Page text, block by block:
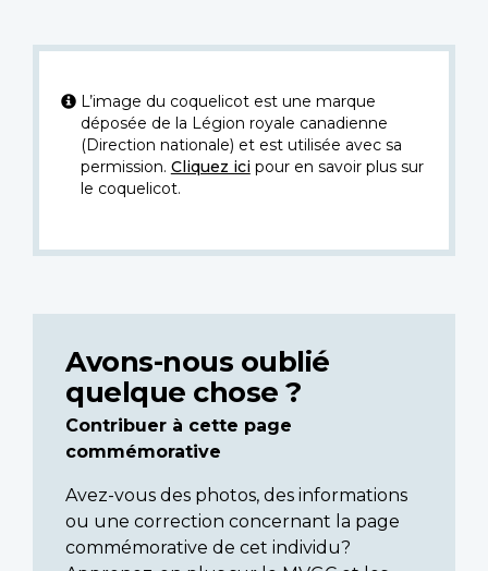
L’image du coquelicot est une marque
déposée de la Légion royale canadienne
(Direction nationale) et est utilisée avec sa
permission. Cliquez icipour en savoir plus sur
le coquelicot.
Avons-nous oublié
quelque chose ?
Contribuer à cette page
commémorative
Avez-vous des photos, des informations
ou une correction concernant la page
commémorative de cet individu?